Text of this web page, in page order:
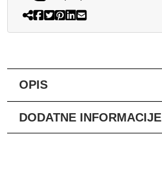
OPIS
DODATNE INFORMACIJE